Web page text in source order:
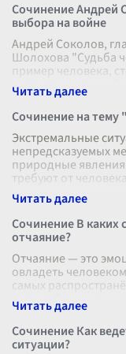
Сочинение Андрей
выбора на войне
Андрей Соколов,
Шолохова "Судьба
пример человека,
нравственного
Сочинение на тему
Экстремальные
непредсказуемых
природные
требуют от
Сочинение В каких
отчаяние?
Отчаяние — это
овладеть
самых
потеря близкого
Сочинение Как
ситуации?